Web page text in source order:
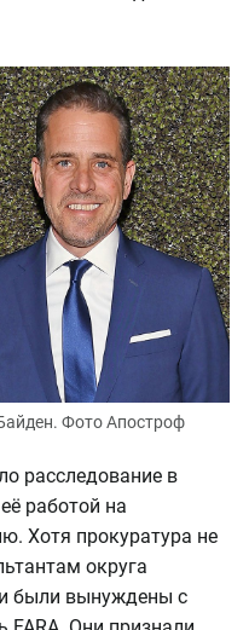
Фото Апостроф
расследование в
работой на
Хотя прокуратура не
округа
были вынуждены с